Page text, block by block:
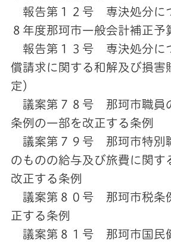
報告第１２号 専決処分に
８年度那珂市一般会計補正予
報告第１３号 専決処分に
償請求に関する和解及び損害
定）
議案第７８号 那珂市職員
条例の一部を改正する条例
議案第７９号 那珂市特別
のものの給与及び旅費に関す
改正する条例
議案第８０号 那珂市税条
正する条例
議案第８１号 那珂市国民